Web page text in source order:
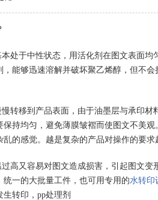
？
处于中性状态，用活化剂在图文表面均
能够迅速溶解并破坏聚乙烯醇，但不会
转移到产品表面，由于油墨层与承印材
持均匀，避免薄膜皱褶而使图文不美观
的感觉。越是复杂的产品对操作的要求
高又容易对图文造成损害，引起图文变
一的大批量工件，也可用专用的水转印
转印，pp处理剂